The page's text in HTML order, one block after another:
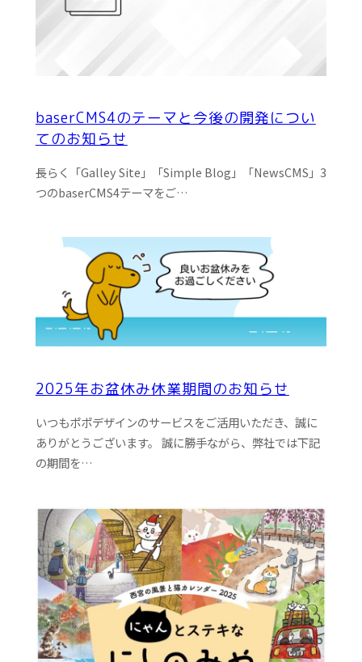
baserCMS4のテーマと今後の開発につい
てのお知らせ
長らく「Galley Site」「Simple Blog」「NewsCMS」3
つのbaserCMS4テーマをご…
2025年お盆休み休業期間のお知らせ
いつもポポデザインのサービスをご活用いただき、誠に
ありがとうございます。 誠に勝手ながら、弊社では下記
の期間を…